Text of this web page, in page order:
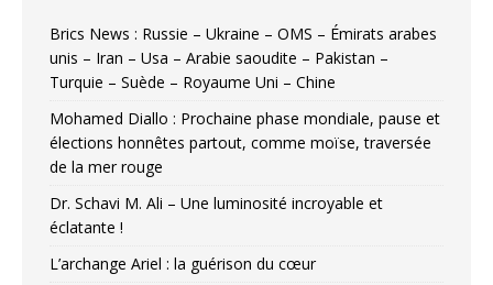
Brics News : Russie – Ukraine – OMS – Émirats arabes
unis – Iran – Usa – Arabie saoudite – Pakistan –
Turquie – Suède – Royaume Uni – Chine
Mohamed Diallo : Prochaine phase mondiale, pause et
élections honnêtes partout, comme moïse, traversée
de la mer rouge
Dr. Schavi M. Ali – Une luminosité incroyable et
éclatante !
L’archange Ariel : la guérison du cœur